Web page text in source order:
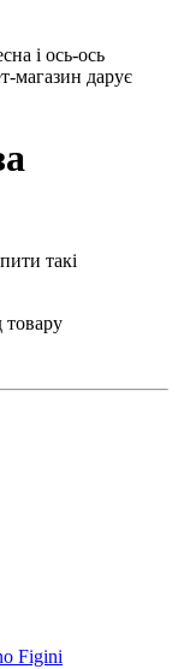
і ось-ось
магазин дарує
такі
товару
Figini